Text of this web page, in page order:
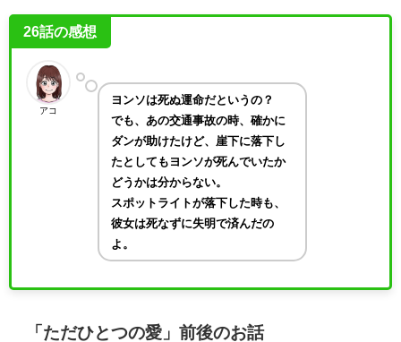
26話の感想
アコ
ヨンソは死ぬ運命だというの？
でも、あの交通事故の時、確かに
ダンが助けたけど、崖下に落下し
たとしてもヨンソが死んでいたか
どうかは分からない。
スポットライトが落下した時も、
彼女は死なずに失明で済んだの
よ。
「ただひとつの愛」前後のお話